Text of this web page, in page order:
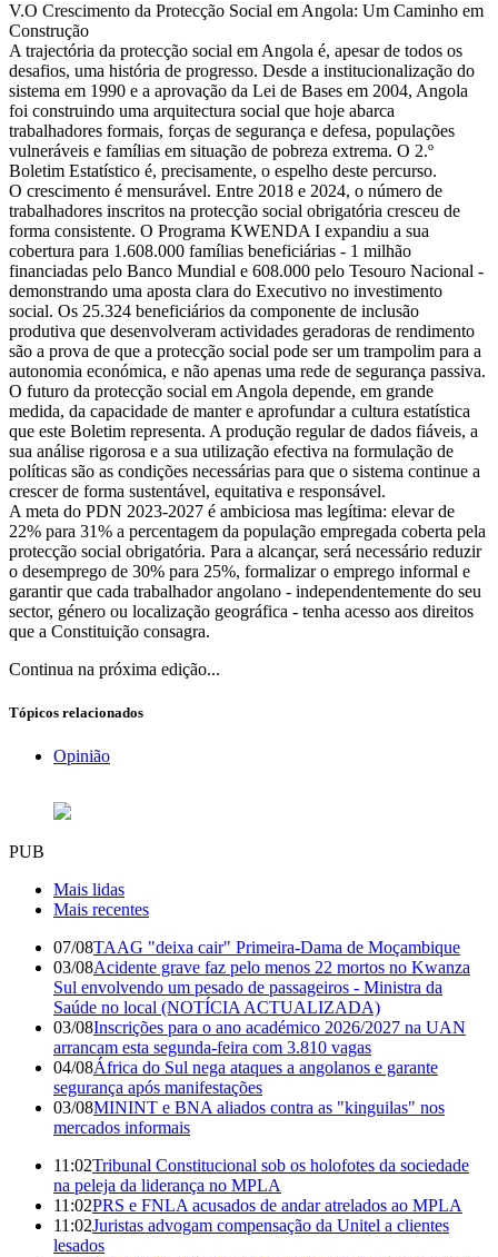
V.O Crescimento da Protecção Social em Angola: Um Caminho em
Construção
A trajectória da protecção social em Angola é, apesar de todos os
desafios, uma história de progresso. Desde a institucionalização do
sistema em 1990 e a aprovação da Lei de Bases em 2004, Angola
foi construindo uma arquitectura social que hoje abarca
trabalhadores formais, forças de segurança e defesa, populações
vulneráveis e famílias em situação de pobreza extrema. O 2.º
Boletim Estatístico é, precisamente, o espelho deste percurso.
O crescimento é mensurável. Entre 2018 e 2024, o número de
trabalhadores inscritos na protecção social obrigatória cresceu de
forma consistente. O Programa KWENDA I expandiu a sua
cobertura para 1.608.000 famílias beneficiárias - 1 milhão
financiadas pelo Banco Mundial e 608.000 pelo Tesouro Nacional -
demonstrando uma aposta clara do Executivo no investimento
social. Os 25.324 beneficiários da componente de inclusão
produtiva que desenvolveram actividades geradoras de rendimento
são a prova de que a protecção social pode ser um trampolim para a
autonomia económica, e não apenas uma rede de segurança passiva.
O futuro da protecção social em Angola depende, em grande
medida, da capacidade de manter e aprofundar a cultura estatística
que este Boletim representa. A produção regular de dados fiáveis, a
sua análise rigorosa e a sua utilização efectiva na formulação de
políticas são as condições necessárias para que o sistema continue a
crescer de forma sustentável, equitativa e responsável.
A meta do PDN 2023-2027 é ambiciosa mas legítima: elevar de
22% para 31% a percentagem da população empregada coberta pela
protecção social obrigatória. Para a alcançar, será necessário reduzir
o desemprego de 30% para 25%, formalizar o emprego informal e
garantir que cada trabalhador angolano - independentemente do seu
sector, género ou localização geográfica - tenha acesso aos direitos
que a Constituição consagra.
Continua na próxima edição...
Tópicos relacionados
Opinião
PUB
Mais lidas
Mais recentes
07/08TAAG "deixa cair" Primeira-Dama de Moçambique
03/08Acidente grave faz pelo menos 22 mortos no Kwanza
Sul envolvendo um pesado de passageiros - Ministra da
Saúde no local (NOTÍCIA ACTUALIZADA)
03/08Inscrições para o ano académico 2026/2027 na UAN
arrancam esta segunda-feira com 3.810 vagas
04/08África do Sul nega ataques a angolanos e garante
segurança após manifestações
03/08MININT e BNA aliados contra as "kinguilas" nos
mercados informais
11:02Tribunal Constitucional sob os holofotes da sociedade
na peleja da liderança no MPLA
11:02PRS e FNLA acusados de andar atrelados ao MPLA
11:02Juristas advogam compensação da Unitel a clientes
lesados